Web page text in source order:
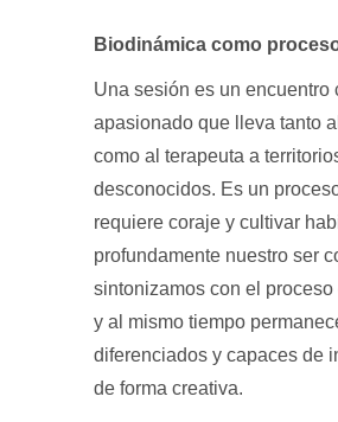
Biodinámica como
Una sesión es un encuentro
apasionado que lleva tanto
como al terapeuta a
desconocidos. Es un
requiere coraje y cultivar
profundamente nuestro ser
sintonizamos con el proceso
y al mismo tiempo
diferenciados y capaces de
de forma creativa.